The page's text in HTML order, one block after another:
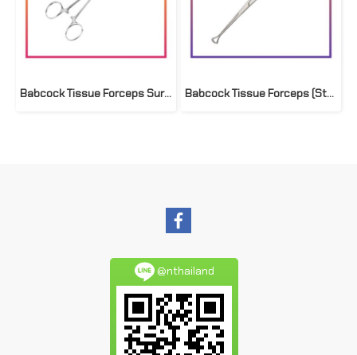
Babcock Tissue Forceps Survet Babcock Tissue Forceps (Starmed)
@nthailand